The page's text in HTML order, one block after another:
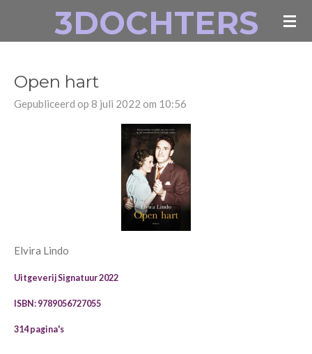
hoofdinhoud
3DOCHTERS
Open hart
Gepubliceerd op 8 juli 2022 om 10:56
Elvira Lindo
Uitgeverij Signatuur 2022
ISBN: 9789056727055
314 pagina's